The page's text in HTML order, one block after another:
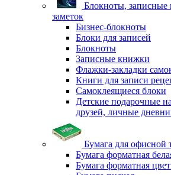
Блокноты, записные
заметок
Бизнес-блокноты
Блоки для записей
Блокноты
Записные книжки
Флажки-закладки
Книги для записи
Самоклеящиеся блоки
Детские подарочные
друзей, личные
Бумага для офисной
Бумага форматная
Бумага форматная